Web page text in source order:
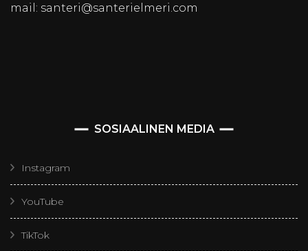
mail: santeri@santerielmeri.com
SOSIAALINEN MEDIA
Instagram
YouTube
TikTok